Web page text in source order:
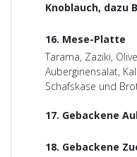
Knoblauch, dazu
16. Mese-Platte
Tarama, Zaziki,
Auberginensalat,
Schafskäse und
17. Gebackene
18. Gebackene